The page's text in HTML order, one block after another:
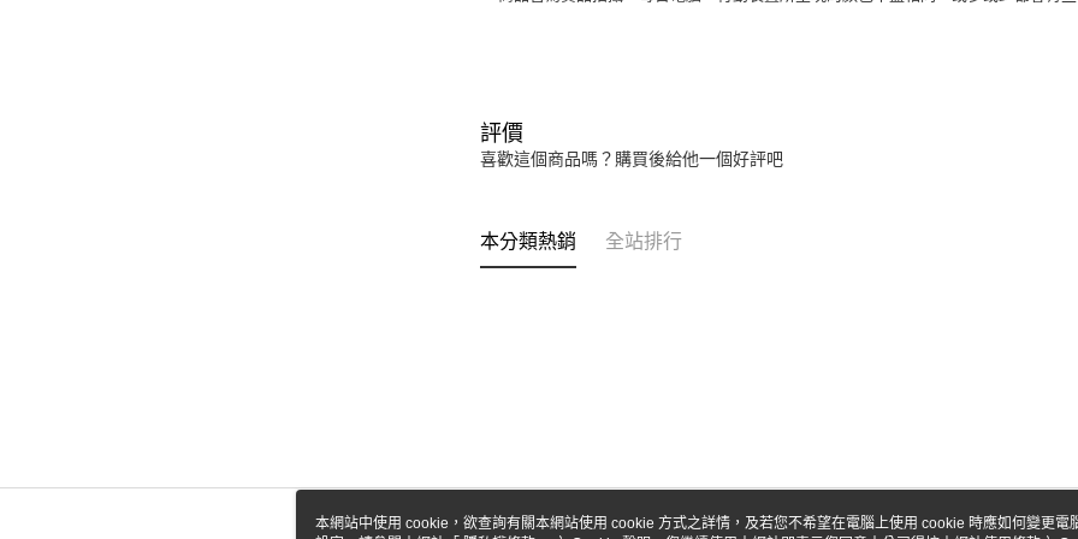
評價
喜歡這個商品嗎？購買後給他一個好評吧
本分類熱銷 全站排行
本網站中使用 cookie，欲查詢有關本網站使用 cookie 方式之詳情，及若您不希望在電腦上使用 cookie 時應如何變更電